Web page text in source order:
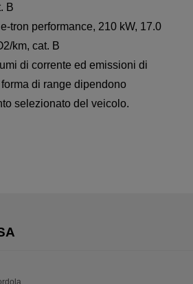
B
tron performance, 210 kW, 17.0
km, cat. B
di corrente ed emissioni di
di range dipendono
selezionato del veicolo.